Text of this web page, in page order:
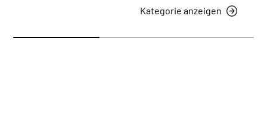
Kategorie anzeigen